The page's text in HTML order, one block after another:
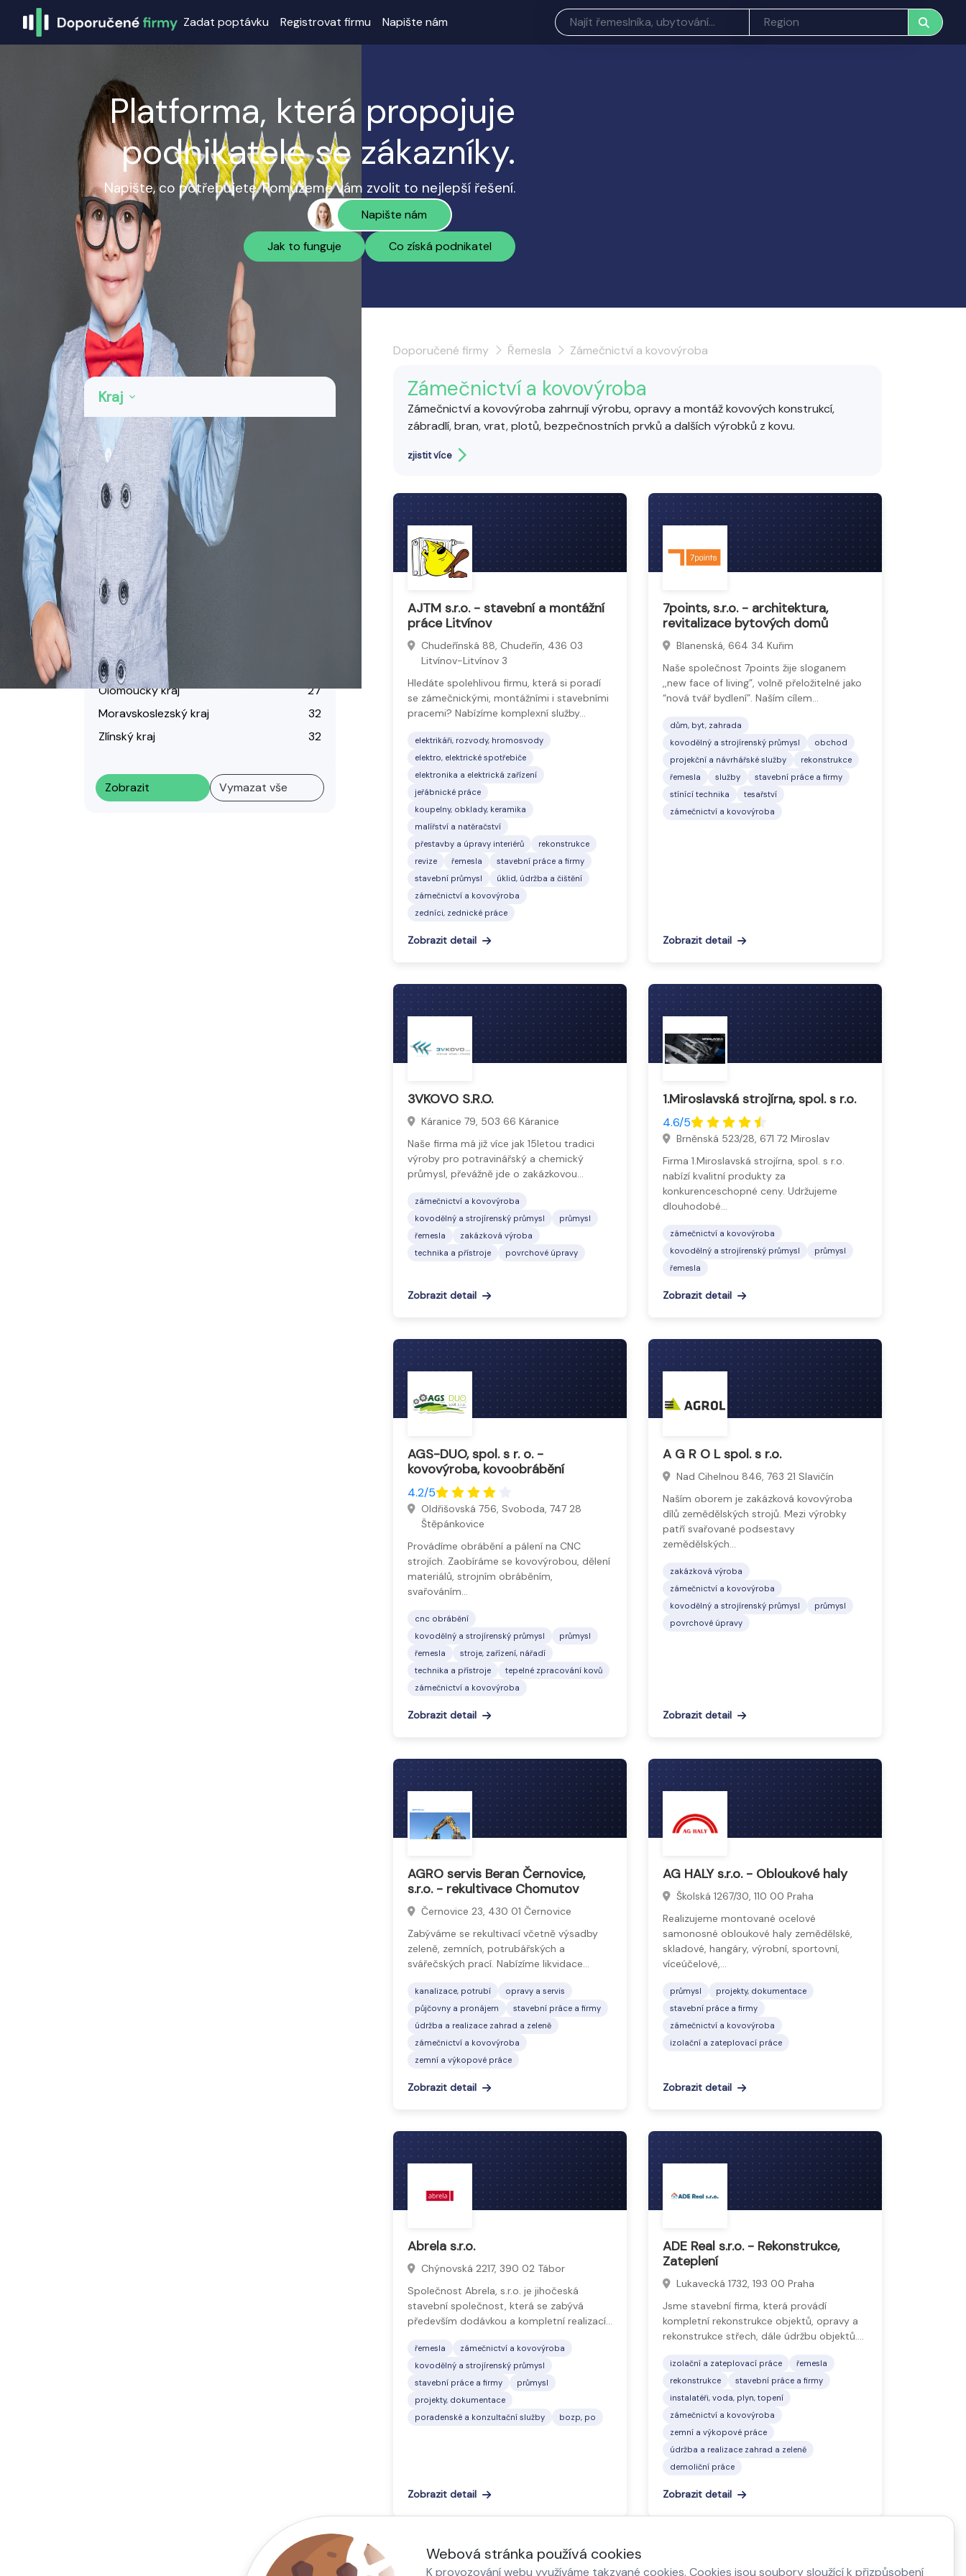
Webová stránka používá cookies
K provozování webu využíváme takzvané cookies. Cookies jsou soubory sloužící k přizpůsobení
Zadat poptávku Registrovat firmu Napište nám
Platforma, která propojuje
podnikatele se zákazníky.
Napište, co potřebujete. Pomůžeme vám zvolit to nejlepší řešení.
Napište nám
Jak to funguje Co získá podnikatel
Kategorie: Zámečnictví a kovovýroba
Kraj
Praha
Středočeský kraj
Jihočeský kraj
Plzeňský kraj
Karlovarský kraj
Ústecký kraj
Liberecký kraj
Královéhradecký kraj
Pardubický kraj
Kraj Vysočina
Jihomoravský kraj
Olomoucký kraj
27
Moravskoslezský kraj
32
Zlínský kraj
32
Zobrazit Vymazat vše
Doporučené firmy Řemesla Zámečnictví a kovovýroba
Zámečnictví a kovovýroba
Zámečnictví a kovovýroba zahrnují výrobu, opravy a montáž kovových konstrukcí,
zábradlí, bran, vrat, plotů, bezpečnostních prvků a dalších výrobků z kovu.
Zámečníci pracují s materiály jako ocel, hliník či nerez, využívají techniky řezání, svařování
zpracování kovu.
zjistit více
AJTM s.r.o. - stavební a montážní
práce Litvínov
Chudeřínská 88, Chudeřín, 436 03
Litvínov-Litvínov 3
Hledáte spolehlivou firmu, která si poradí
se zámečnickými, montážními i stavebními
pracemi? Nabízíme komplexní služby…
elektrikáři, rozvody, hromosvody
elektro, elektrické spotřebiče
elektronika a elektrická zařízení
jeřábnické práce
koupelny, obklady, keramika
malířství a natěračství
přestavby a úpravy interiérů
rekonstrukce
revize
řemesla
stavební práce a firmy
stavební průmysl
úklid, údržba a čištění
zámečnictví a kovovýroba
zedníci, zednické práce
Zobrazit detail
7points, s.r.o. - architektura,
revitalizace bytových domů
Blanenská, 664 34 Kuřim
Naše společnost 7points žije sloganem
,,new face of living”, volně přeložitelné jako
“nová tvář bydlení”. Naším cílem…
dům, byt, zahrada
kovodělný a strojírenský průmysl
obchod
projekční a návrhářské služby
rekonstrukce
řemesla
služby
stavební práce a firmy
stínící technika
tesařství
zámečnictví a kovovýroba
Zobrazit detail
3VKOVO S.R.O.
Káranice 79, 503 66 Káranice
Naše firma má již více jak 15letou tradici
výroby pro potravinářský a chemický
průmysl, převážně jde o zakázkovou…
zámečnictví a kovovýroba
kovodělný a strojírenský průmysl
průmysl
řemesla
zakázková výroba
technika a přístroje
povrchové úpravy
Zobrazit detail
1.Miroslavská strojírna, spol. s r.o.
4.6/5
Brněnská 523/28, 671 72 Miroslav
Firma 1.Miroslavská strojírna, spol. s r.o.
nabízí kvalitní produkty za
konkurenceschopné ceny. Udržujeme
dlouhodobé…
zámečnictví a kovovýroba
kovodělný a strojírenský průmysl
průmysl
řemesla
Zobrazit detail
AGS-DUO, spol. s r. o. -
kovovýroba, kovoobrábění
4.2/5
Oldřišovská 756, Svoboda, 747 28
Štěpánkovice
Provádíme obrábění a pálení na CNC
strojích. Zaobíráme se kovovýrobou, dělení
materiálů, strojním obráběním,
svařováním…
cnc obrábění
kovodělný a strojírenský průmysl
průmysl
řemesla
stroje, zařízení, nářadí
technika a přístroje
tepelné zpracování kovů
zámečnictví a kovovýroba
Zobrazit detail
A G R O L spol. s r.o.
Nad Cihelnou 846, 763 21 Slavičín
Naším oborem je zakázková kovovýroba
dílů zemědělských strojů. Mezi výrobky
patří svařované podsestavy
zemědělských…
zakázková výroba
zámečnictví a kovovýroba
kovodělný a strojírenský průmysl
průmysl
povrchové úpravy
Zobrazit detail
AGRO servis Beran Černovice,
s.r.o. - rekultivace Chomutov
Černovice 23, 430 01 Černovice
Zabýváme se rekultivací včetně výsadby
zeleně, zemních, potrubářských a
svářečských prací. Nabízíme likvidace…
kanalizace, potrubí
opravy a servis
půjčovny a pronájem
stavební práce a firmy
údržba a realizace zahrad a zeleně
zámečnictví a kovovýroba
zemní a výkopové práce
Zobrazit detail
AG HALY s.r.o. - Obloukové haly
Školská 1267/30, 110 00 Praha
Realizujeme montované ocelové
samonosné obloukové haly zemědělské,
skladové, hangáry, výrobní, sportovní,
víceúčelové,…
průmysl
projekty, dokumentace
stavební práce a firmy
zámečnictví a kovovýroba
izolační a zateplovací práce
Zobrazit detail
Abrela s.r.o.
Chýnovská 2217, 390 02 Tábor
Společnost Abrela, s.r.o. je jihočeská
stavební společnost, která se zabývá
především dodávkou a kompletní realizací…
řemesla
zámečnictví a kovovýroba
kovodělný a strojírenský průmysl
stavební práce a firmy
průmysl
projekty, dokumentace
poradenské a konzultační služby
bozp, po
Zobrazit detail
ADE Real s.r.o. - Rekonstrukce,
Zateplení
Lukavecká 1732, 193 00 Praha
Jsme stavební firma, která provádí
kompletní rekonstrukce objektů, opravy a
rekonstrukce střech, dále údržbu objektů.…
izolační a zateplovací práce
řemesla
rekonstrukce
stavební práce a firmy
instalatéři, voda, plyn, topení
zámečnictví a kovovýroba
zemní a výkopové práce
údržba a realizace zahrad a zeleně
demoliční práce
Zobrazit detail